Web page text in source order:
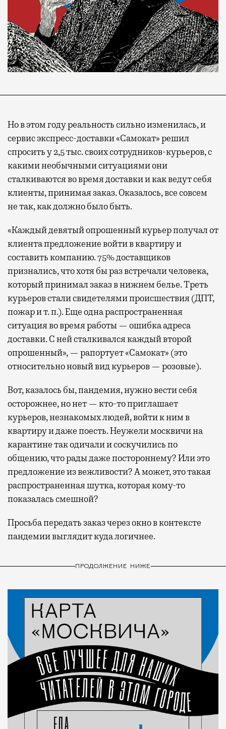
Но в этом году реальность сильно изменилась, и
сервис экспресс-доставки «Самокат» решил
спросить у 2,5 тыс. своих сотрудников-курьеров, с
какими необычными ситуациями они
сталкиваются во время доставки и как ведут себя
клиенты, принимая заказ. Оказалось, все совсем
не так, как должно было быть.
«Каждый девятый опрошенный курьер получал от
клиента предложение войти в квартиру и
составить компанию. 75% доставщиков
признались, что хотя бы раз встречали человека,
который принимал заказ в нижнем белье. Треть
курьеров стали свидетелями происшествия (ДПТ,
пожар и т. п.). Еще одна распространенная
ситуация во время работы — ошибка адреса
доставки. С ней сталкивался каждый второй
опрошенный», — рапортует «Самокат» (это
относительно новый вид курьеров — розовые).
Вот, казалось бы, пандемия, нужно вести себя
осторожнее, но нет — кто-то приглашает
курьеров, незнакомых людей, войти к ним в
квартиру и даже поесть. Неужели москвичи на
карантине так одичали и соскучились по
общению, что рады даже постороннему? Или это
предложение из вежливости? А может, это такая
распространенная шутка, которая кому-то
показалась смешной?
Просьба передать заказ через окно в контексте
пандемии выглядит куда логичнее.
ПРОДОЛЖЕНИЕ НИЖЕ